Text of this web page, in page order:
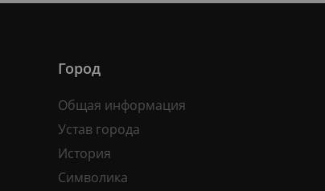
Город
Общая информация
Устав города
История
Символика